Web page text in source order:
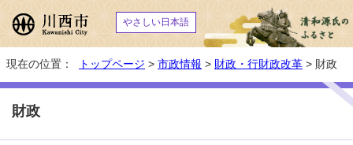
やさしい日本語
現在の位置： トップページ > 市政情報 > 財政・行財政改革 > 財政
財政